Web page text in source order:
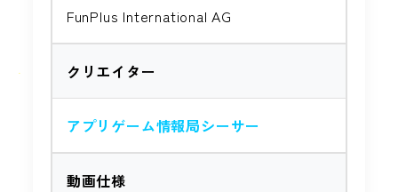
FunPlus International AG
クリエイター
アプリゲーム情報局シーサー
動画仕様